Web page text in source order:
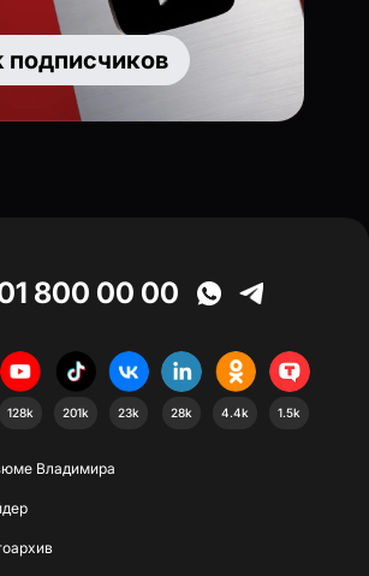
подписчиков
800 00 00
128k 201k 23k 28k 4.4k 1.5k
Владимира